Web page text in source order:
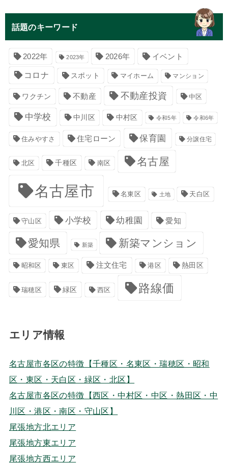
話題のキーワード
2022年 2023年 2026年 イベント
コロナ スポット マイホーム マンション
ワクチン 不動産 不動産投資 中区
中学校 中川区 中村区 令和5年 令和6年
住みやすさ 住宅ローン 保育園 分譲住宅
北区 千種区 南区 名古屋
名古屋市 名東区 土地 天白区
守山区 小学校 幼稚園 愛知
愛知県 新築 新築マンション
昭和区 東区 注文住宅 港区 熱田区
瑞穂区 緑区 西区 路線価
エリア情報
名古屋市各区の特徴【千種区・名東区・瑞穂区・昭和
区・東区・天白区・緑区・北区】
名古屋市各区の特徴【西区・中村区・中区・熱田区・中
川区・港区・南区・守山区】
尾張地方北エリア
尾張地方東エリア
尾張地方西エリア